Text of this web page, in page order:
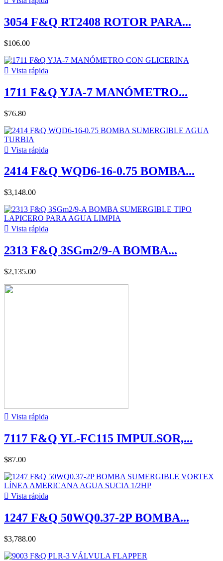
3054 F&Q RT2408 ROTOR PARA...
$106.00
 Vista rápida
1711 F&Q YJA-7 MANÓMETRO...
$76.80
 Vista rápida
2414 F&Q WQD6-16-0.75 BOMBA...
$3,148.00
 Vista rápida
2313 F&Q 3SGm2/9-A BOMBA...
$2,135.00
 Vista rápida
7117 F&Q YL-FC115 IMPULSOR,...
$87.00
 Vista rápida
1247 F&Q 50WQ0.37-2P BOMBA...
$3,788.00